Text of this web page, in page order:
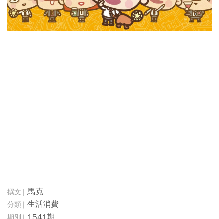
馬克
生活消費
1541期